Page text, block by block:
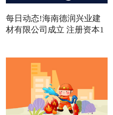
每日动态!海南德润兴业建
材有限公司成立 注册资本1